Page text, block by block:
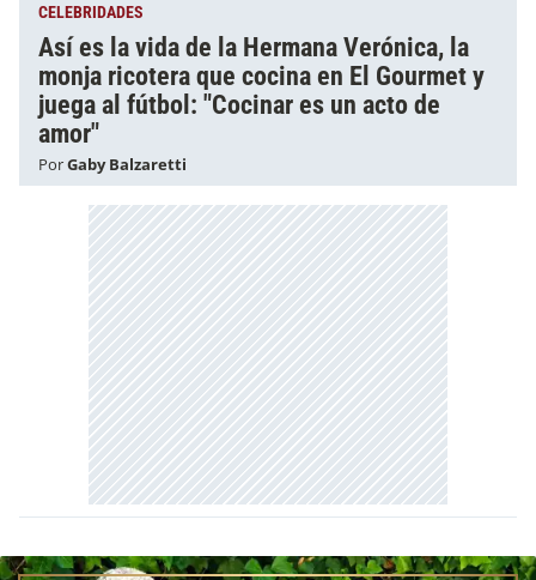
CELEBRIDADES
Así es la vida de la Hermana Verónica, la
monja ricotera que cocina en El Gourmet y
juega al fútbol: "Cocinar es un acto de
amor"
PorGaby Balzaretti